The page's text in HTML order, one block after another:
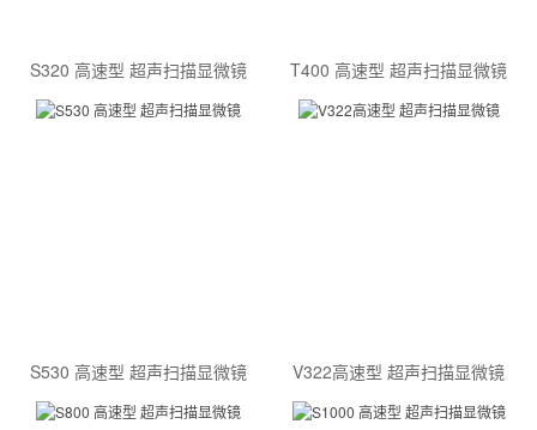
S320 高速型 超声扫描显微镜 T400 高速型 超声扫描显微镜
S530 高速型 超声扫描显微镜 V322高速型 超声扫描显微镜